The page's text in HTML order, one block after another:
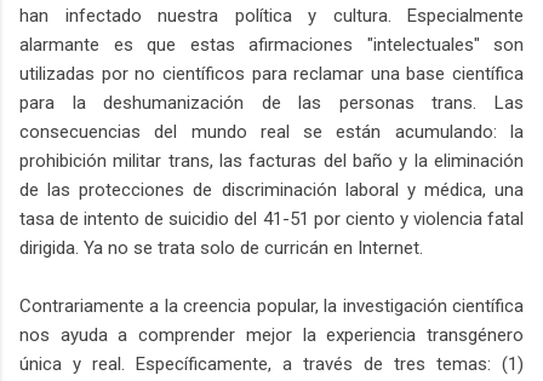
han infectado nuestra política y cultura. Especialmente
alarmante es que estas afirmaciones "intelectuales" son
utilizadas por no científicos para reclamar una base científica
para la deshumanización de las personas trans. Las
consecuencias del mundo real se están acumulando: la
prohibición militar trans, las facturas del baño y la eliminación
de las protecciones de discriminación laboral y médica, una
tasa de intento de suicidio del 41-51 por ciento y violencia fatal
dirigida. Ya no se trata solo de curricán en Internet.
Contrariamente a la creencia popular, la investigación científica
nos ayuda a comprender mejor la experiencia transgénero
única y real. Específicamente, a través de tres temas: (1)